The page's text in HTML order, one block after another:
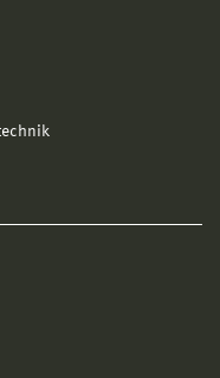
International
Very high cycle
Journal of
aluminium alloys in
Journal of
33-41